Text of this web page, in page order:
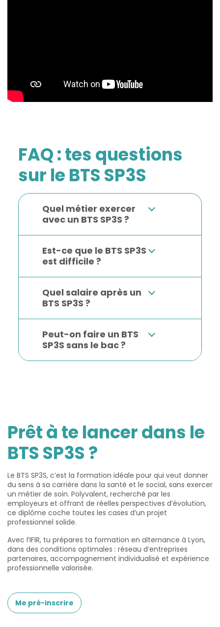
FAQ : tes questions
sur le BTS SP3S
Quel métier exercer
avec un BTS SP3S ?
Est-ce que le BTS SP3S
est difficile ?
Quel salaire après un
BTS SP3S ?
Peut-on faire un BTS
SP3S sans le bac ?
Prêt à te lancer dans le
BTS SP3S ?
Le BTS SP3S, c’est la formation idéale pour qui veut donner
du sens à sa carrière dans la santé et le social, sans exercer
un métier de soin. Polyvalent, recherché par les
employeurs et offrant de réelles perspectives d’évolution,
ce diplôme coche toutes les cases d’un projet
professionnel solide.
Avec l’IFIR, tu prépares ta formation en alternance à Lyon,
dans des conditions optimales : réseau d’entreprises
partenaires, accompagnement individualisé et expérience
professionnelle valorisée.
Me pré-inscrire